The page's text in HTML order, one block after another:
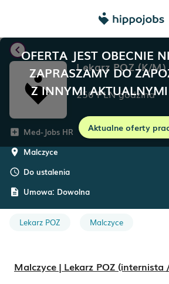
OFERTA JEST OBECNIE
ZAPRASZAMY DO
Z INNYMI
Aktualne oferty
chevron_left
Lekarz POZ (K/M)
250PLNgodzina
add_box Med-Jobs HR
room Malczyce
schedule Do ustalenia
description Umowa: Dowolna
Lekarz POZ Malczyce
Malczyce | Lekarz POZ